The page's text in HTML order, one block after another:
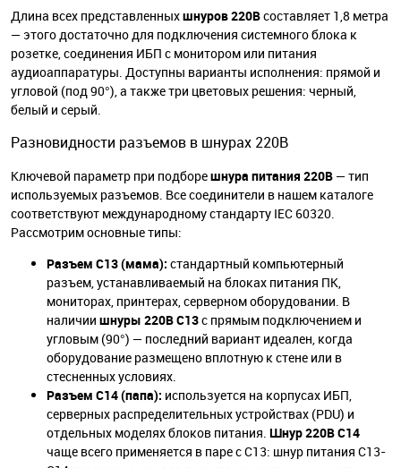
Длина всех представленныхшнуров 220Всоставляет 1,8 метра
— этого достаточно для подключения системного блока к
розетке, соединения ИБП с монитором или питания
аудиоаппаратуры. Доступны варианты исполнения: прямой и
угловой (под 90°), а также три цветовых решения: черный,
белый и серый.
Разновидности разъемов в шнурах 220В
Ключевой параметр при подборешнура питания 220В — тип
используемых разъемов. Все соединители в нашем каталоге
соответствуют международному стандарту IEC 60320.
Рассмотрим основные типы:
Разъем C13 (мама): стандартный компьютерный
разъем, устанавливаемый на блоках питания ПК,
мониторах, принтерах, серверном оборудовании. В
наличии шнуры 220В C13с прямым подключением и
угловым (90°) — последний вариант идеален, когда
оборудование размещено вплотную к стене или в
стесненных условиях.
Разъем C14 (папа): используется на корпусах ИБП,
серверных распределительных устройствах (PDU) и
отдельных моделях блоков питания. Шнур 220В C14
чаще всего применяется в паре с C13: шнур питания C13-